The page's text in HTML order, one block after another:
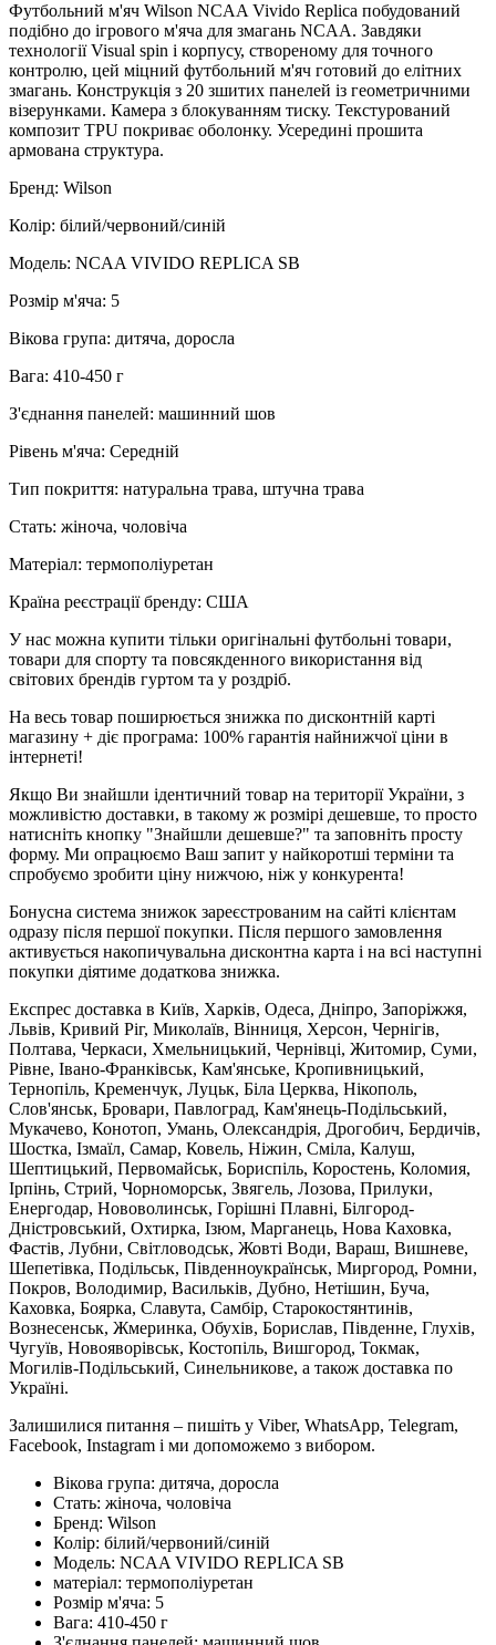
Футбольний м'яч Wilson NCAA Vivido Replica побудований
подібно до ігрового м'яча для змагань NCAA. Завдяки
технології Visual spin і корпусу, створеному для точного
контролю, цей міцний футбольний м'яч готовий до елітних
змагань. Конструкція з 20 зшитих панелей із геометричними
візерунками. Камера з блокуванням тиску. Текстурований
композит TPU покриває оболонку. Усередині прошита
армована структура.
Бренд: Wilson
Колір: білий/червоний/синій
Модель: NCAA VIVIDO REPLICA SB
Розмір м'яча: 5
Вікова група: дитяча, доросла
Вага: 410-450 г
З'єднання панелей: машинний шов
Рівень м'яча: Середній
Тип покриття: натуральна трава, штучна трава
Стать: жіноча, чоловіча
Матеріал: термополіуретан
Країна реєстрації бренду: США
У нас можна купити тільки оригінальні футбольні товари,
товари для спорту та повсякденного використання від
світових брендів гуртом та у роздріб.
На весь товар поширюється знижка по дисконтній карті
магазину + діє програма: 100% гарантія найнижчої ціни в
інтернеті!
Якщо Ви знайшли ідентичний товар на території України, з
можливістю доставки, в такому ж розмірі дешевше, то просто
натисніть кнопку "Знайшли дешевше?" та заповніть просту
форму. Ми опрацюємо Ваш запит у найкоротші терміни та
спробуємо зробити ціну нижчою, ніж у конкурента!
Бонусна система знижок зареєстрованим на сайті клієнтам
одразу після першої покупки. Після першого замовлення
активується накопичувальна дисконтна карта і на всі наступні
покупки діятиме додаткова знижка.
Експрес доставка в Київ, Харків, Одеса, Дніпро, Запоріжжя,
Львів, Кривий Ріг, Миколаїв, Вінниця, Херсон, Чернігів,
Полтава, Черкаси, Хмельницький, Чернівці, Житомир, Суми,
Рівне, Івано-Франківськ, Кам'янське, Кропивницький,
Тернопіль, Кременчук, Луцьк, Біла Церква, Нікополь,
Слов'янськ, Бровари, Павлоград, Кам'янець-Подільський,
Мукачево, Конотоп, Умань, Олександрія, Дрогобич, Бердичів,
Шостка, Ізмаїл, Самар, Ковель, Ніжин, Сміла, Калуш,
Шептицький, Первомайськ, Бориспіль, Коростень, Коломия,
Ірпінь, Стрий, Чорноморськ, Звягель, Лозова, Прилуки,
Енергодар, Нововолинськ, Горішні Плавні, Білгород-
Дністровський, Охтирка, Ізюм, Марганець, Нова Каховка,
Фастів, Лубни, Світловодськ, Жовті Води, Вараш, Вишневе,
Шепетівка, Подільськ, Південноукраїнськ, Миргород, Ромни,
Покров, Володимир, Васильків, Дубно, Нетішин, Буча,
Каховка, Боярка, Славута, Самбір, Старокостянтинів,
Вознесенськ, Жмеринка, Обухів, Борислав, Південне, Глухів,
Чугуїв, Новояворівськ, Костопіль, Вишгород, Токмак,
Могилів-Подільський, Синельникове, а також доставка по
Україні.
Залишилися питання – пишіть у Viber, WhatsApp, Telegram,
Facebook, Instagram і ми допоможемо з вибором.
Вікова група: дитяча, доросла
Стать: жіноча, чоловіча
Бренд: Wilson
Колір: білий/червоний/синій
Модель: NCAA VIVIDO REPLICA SB
матеріал: термополіуретан
Розмір м'яча: 5
Вага: 410-450 г